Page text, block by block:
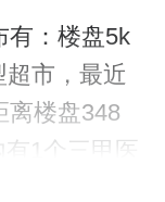
有：楼盘5k
市，最近
离楼盘348
1个三甲医